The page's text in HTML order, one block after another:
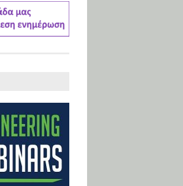
υλοποίηση
φωτοβολταϊκών
Τιμή από: €230.00
Διάρκεια: 16 ώρες
Αρχιτεκτονικός
Σχεδιασμός με το
Rhinoceros